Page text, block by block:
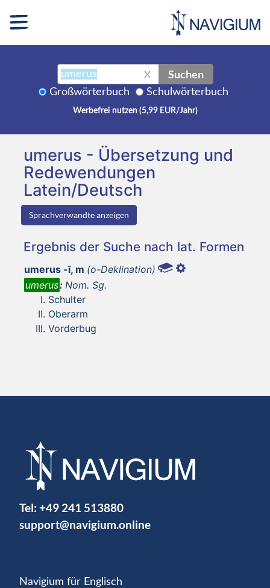
X Suchen
Großwörterbuch Schulwörterbuch
Werbefrei nutzen (5,99 EUR/Jahr)
umerus - Übersetzung und
Redewendungen
Latein/Deutsch
Sprachverwandte anzeigen
Ergebnis der Suche nach lat. Formen
umerus -ī, m (o-Deklination)
umerus: Nom. Sg.
Schulter
Oberarm
Vorderbug
Tel: +49 241 513880
support@navigium.online
Navigium für Englisch